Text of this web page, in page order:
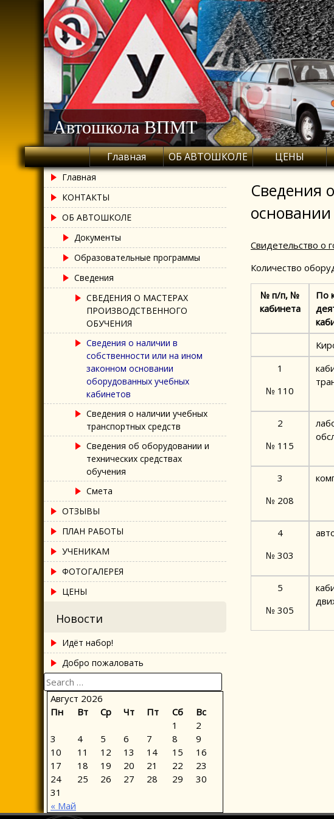
Автошкола ВПМТ
Главная ОБ АВТОШКОЛЕ ЦЕНЫ
Сведения
Свидетельство о
Количество
№ п/п, №
кабинета
По
1
№ 110
2
№ 115
3
№ 208
4
№ 303
5
№ 305
Главная
КОНТАКТЫ
ОБ АВТОШКОЛЕ
Документы
Образовательные программы
Сведения
СВЕДЕНИЯ О МАСТЕРАХ
ПРОИЗВОДСТВЕННОГО
ОБУЧЕНИЯ
Сведения о наличии в
собственности или на ином
законном основании
оборудованных учебных
кабинетов
Сведения о наличии учебных
транспортных средств
Сведения об оборудовании и
технических средствах
обучения
Смета
ОТЗЫВЫ
ПЛАН РАБОТЫ
УЧЕНИКАМ
ФОТОГАЛЕРЕЯ
ЦЕНЫ
Новости
Идёт набор!
Добро пожаловать
Search
for:Август 2026
Пн
Вт Ср Чт Пт Сб
Вс
1
2
3
4 5 6 7 8
9
10
11 12 13 14 15
16
17
18 19 20 21 22
23
24
25 26 27 28 29
30
31
« Май